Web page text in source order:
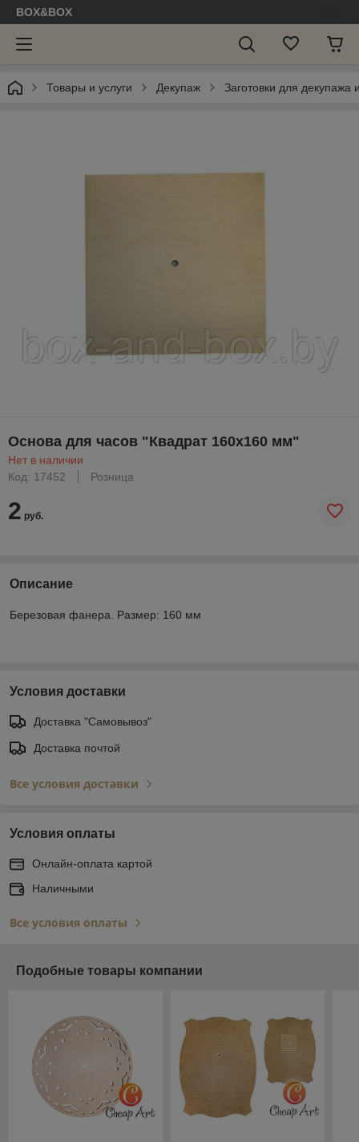
BOX&BOX
Товары и услуги Декупаж Заготовки для
Основа для часов "Квадрат 160х160 мм"
Нет в наличии
Код: 17452
Розница
2 руб.
Описание
Березовая фанера. Размер: 160 мм
Условия доставки
Доставка "Самовывоз"
Доставка почтой
Все условия доставки
Условия оплаты
Онлайн-оплата картой
Наличными
Все условия оплаты
Подобные товары компании